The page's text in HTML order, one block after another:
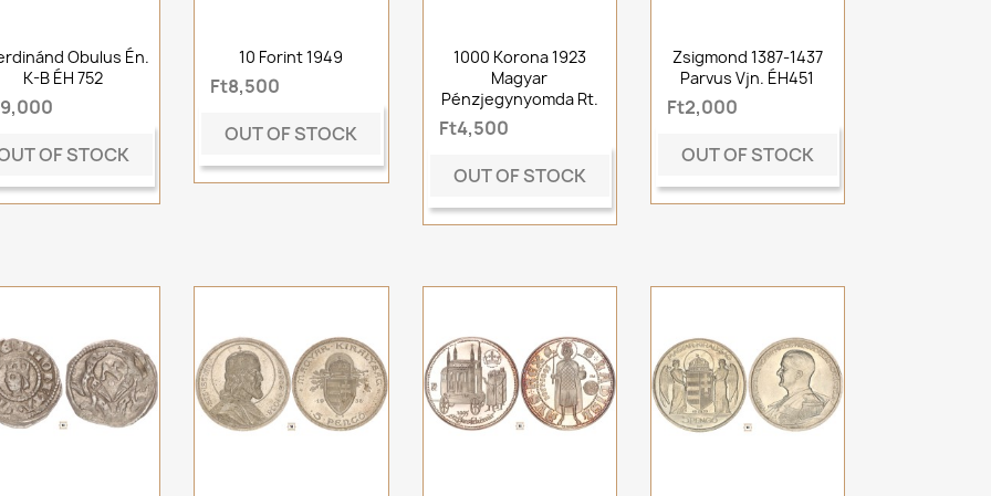
Obulus Én.
K-B ÉH 752
OF STOCK
10 Forint 1949
Ft8,500
OUT OF STOCK
1000 Korona 1923
Magyar
Pénzjegynyomda Rt.
Ft4,500
OUT OF STOCK
Zsigmond 1387-1437
Parvus Vjn. ÉH451
Ft2,000
OUT OF STOCK